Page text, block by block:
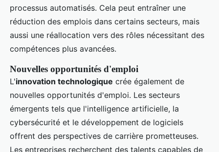
processus automatisés. Cela peut entraîner une
réduction des emplois dans certains secteurs, mais
aussi une réallocation vers des rôles nécessitant des
compétences plus avancées.
Nouvelles opportunités d'emploi
L'innovation technologique crée également de
nouvelles opportunités d'emploi. Les secteurs
émergents tels que l'intelligence artificielle, la
cybersécurité et le développement de logiciels
offrent des perspectives de carrière prometteuses.
Les entreprises recherchent des talents capables de